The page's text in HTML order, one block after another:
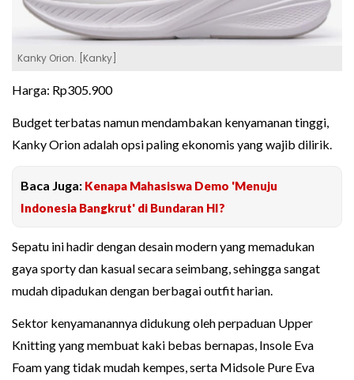
Kanky Orion. [Kanky]
Harga: Rp305.900
Budget terbatas namun mendambakan kenyamanan tinggi,
Kanky Orion adalah opsi paling ekonomis yang wajib dilirik.
Baca Juga: Kenapa Mahasiswa Demo 'Menuju
Indonesia Bangkrut' di Bundaran HI?
Sepatu ini hadir dengan desain modern yang memadukan
gaya sporty dan kasual secara seimbang, sehingga sangat
mudah dipadukan dengan berbagai outfit harian.
Sektor kenyamanannya didukung oleh perpaduan Upper
Knitting yang membuat kaki bebas bernapas, Insole Eva
Foam yang tidak mudah kempes, serta Midsole Pure Eva